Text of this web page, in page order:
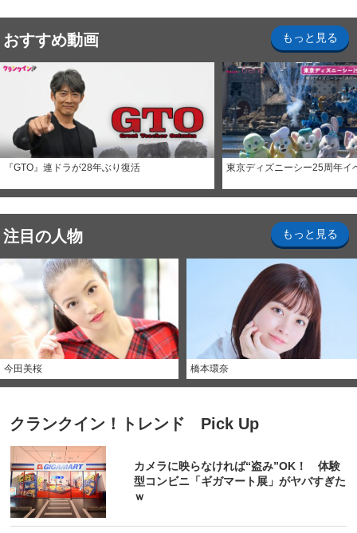
おすすめ動画 もっと見る
『GTO』連ドラが28年ぶり復活 東京ディズニーシー25周年イ
注目の人物 もっと見る
今田美桜 橋本環奈
クランクイン！トレンド Pick Up
カメラに映らなければ“盗み”OK！ 体験
型コンビニ「ギガマート展」がヤバすぎた
ｗ